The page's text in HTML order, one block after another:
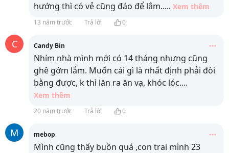
hướng thì có vẻ cũng đáo để lắm..... Xem thêm
13 năm trước Trả lời 0
C Candy Bin
Nhím nhà mình mới có 14 tháng nhưng cũng
ghê gớm lắm. Muốn cái gì là nhất định phải đòi
bằng được, k thì lăn ra ăn vạ, khóc lóc....
Xem thêm
20 năm trước Trả lời 0
M mebop
Mình cũng thấy buồn quá ,con trai mình 23